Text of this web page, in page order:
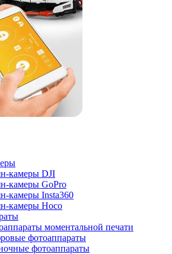
камеры DJI
камеры GoPro
камеры Insta360
камеры Hoco
моментальной печати
фотоаппараты
фотоаппараты